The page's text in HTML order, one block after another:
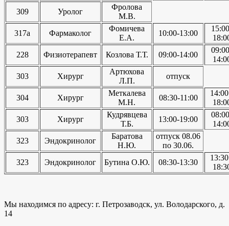
309
Уролог
Фролова
М.В.
317а
Фармаколог
Фомичева
Е.А.
10:00-13:00
228
Физиотерапевт Козлова Т.Т. 09:00-14:00
303
Хирург
Артюхова
Л.П.
отпуск
304 Хирург
Меткалева
М.Н.
08:30-11:00
303
Хирург
Кудрявцева
Т.Б.
13:00-19:00
323
Эндокринолог
Баратова
Н.Ю.
отпуск 08.06
по 30.06.
323
Эндокринолог Бутина О.Ю. 08:30-13:30
Мы находимся по адресу: г. Петрозаводск, ул. Володарского, д.
14